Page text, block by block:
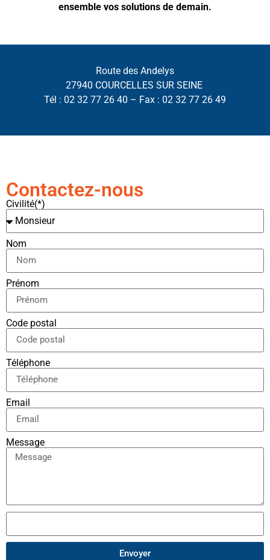
ensemble vos solutions de demain.
Route des Andelys
27940 COURCELLES SUR SEINE
Tél : 02 32 77 26 40 – Fax : 02 32 77 26 49
Contactez-nous
Civilité(*)
Nom
Prénom
Code postal
Téléphone
Email
Message
Envoyer